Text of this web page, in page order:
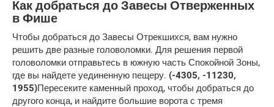
Как добраться до Завесы Отверженных
в Фише
Чтобы добраться до Завесы Отрекшихся, вам нужно
решить две разные головоломки. Для решения первой
головоломки отправьтесь в южную часть Спокойной Зоны,
где вы найдете уединенную пещеру. (-4305, -11230,
1955)Пересеките каменный проход, чтобы добраться до
другого конца, и найдите большие ворота с тремя